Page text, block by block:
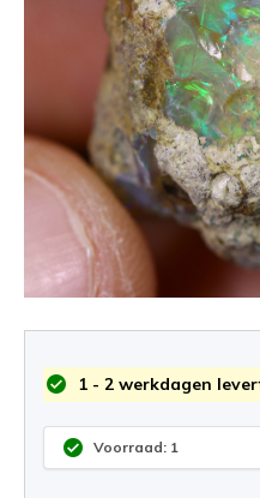
1 - 2 werkdagen
Voorraad: 1